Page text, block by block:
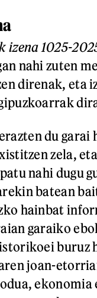
izena 1025-
nahi zuten
direnak, eta
du
zela,
nahi dugu
batean
hainbat
garaiko
buruz
joan-
ekonomia